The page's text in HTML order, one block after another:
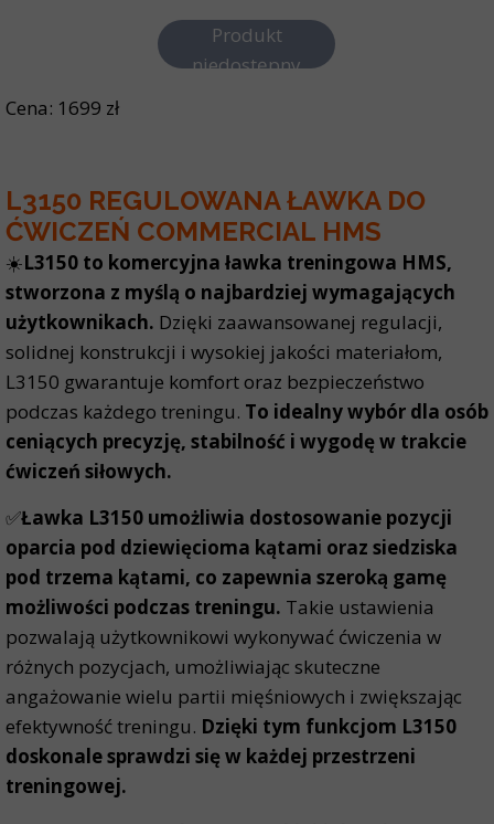
Cena: 1699 zł
L3150 REGULOWANA ŁAWKA DO
ĆWICZEŃ COMMERCIAL HMS
☀️L3150 to komercyjna ławka treningowa HMS,
stworzona z myślą o najbardziej wymagających
użytkownikach. Dzięki zaawansowanej regulacji,
solidnej konstrukcji i wysokiej jakości materiałom,
L3150 gwarantuje komfort oraz bezpieczeństwo
podczas każdego treningu. To idealny wybór dla osób
ceniących precyzję, stabilność i wygodę w trakcie
ćwiczeń siłowych.
✅Ławka L3150 umożliwia dostosowanie pozycji
oparcia pod dziewięcioma kątami oraz siedziska
pod trzema kątami, co zapewnia szeroką gamę
możliwości podczas treningu. Takie ustawienia
pozwalają użytkownikowi wykonywać ćwiczenia w
różnych pozycjach, umożliwiając skuteczne
angażowanie wielu partii mięśniowych i zwiększając
efektywność treningu. Dzięki tym funkcjom L3150
doskonale sprawdzi się w każdej przestrzeni
treningowej.
Produkt
niedostępny